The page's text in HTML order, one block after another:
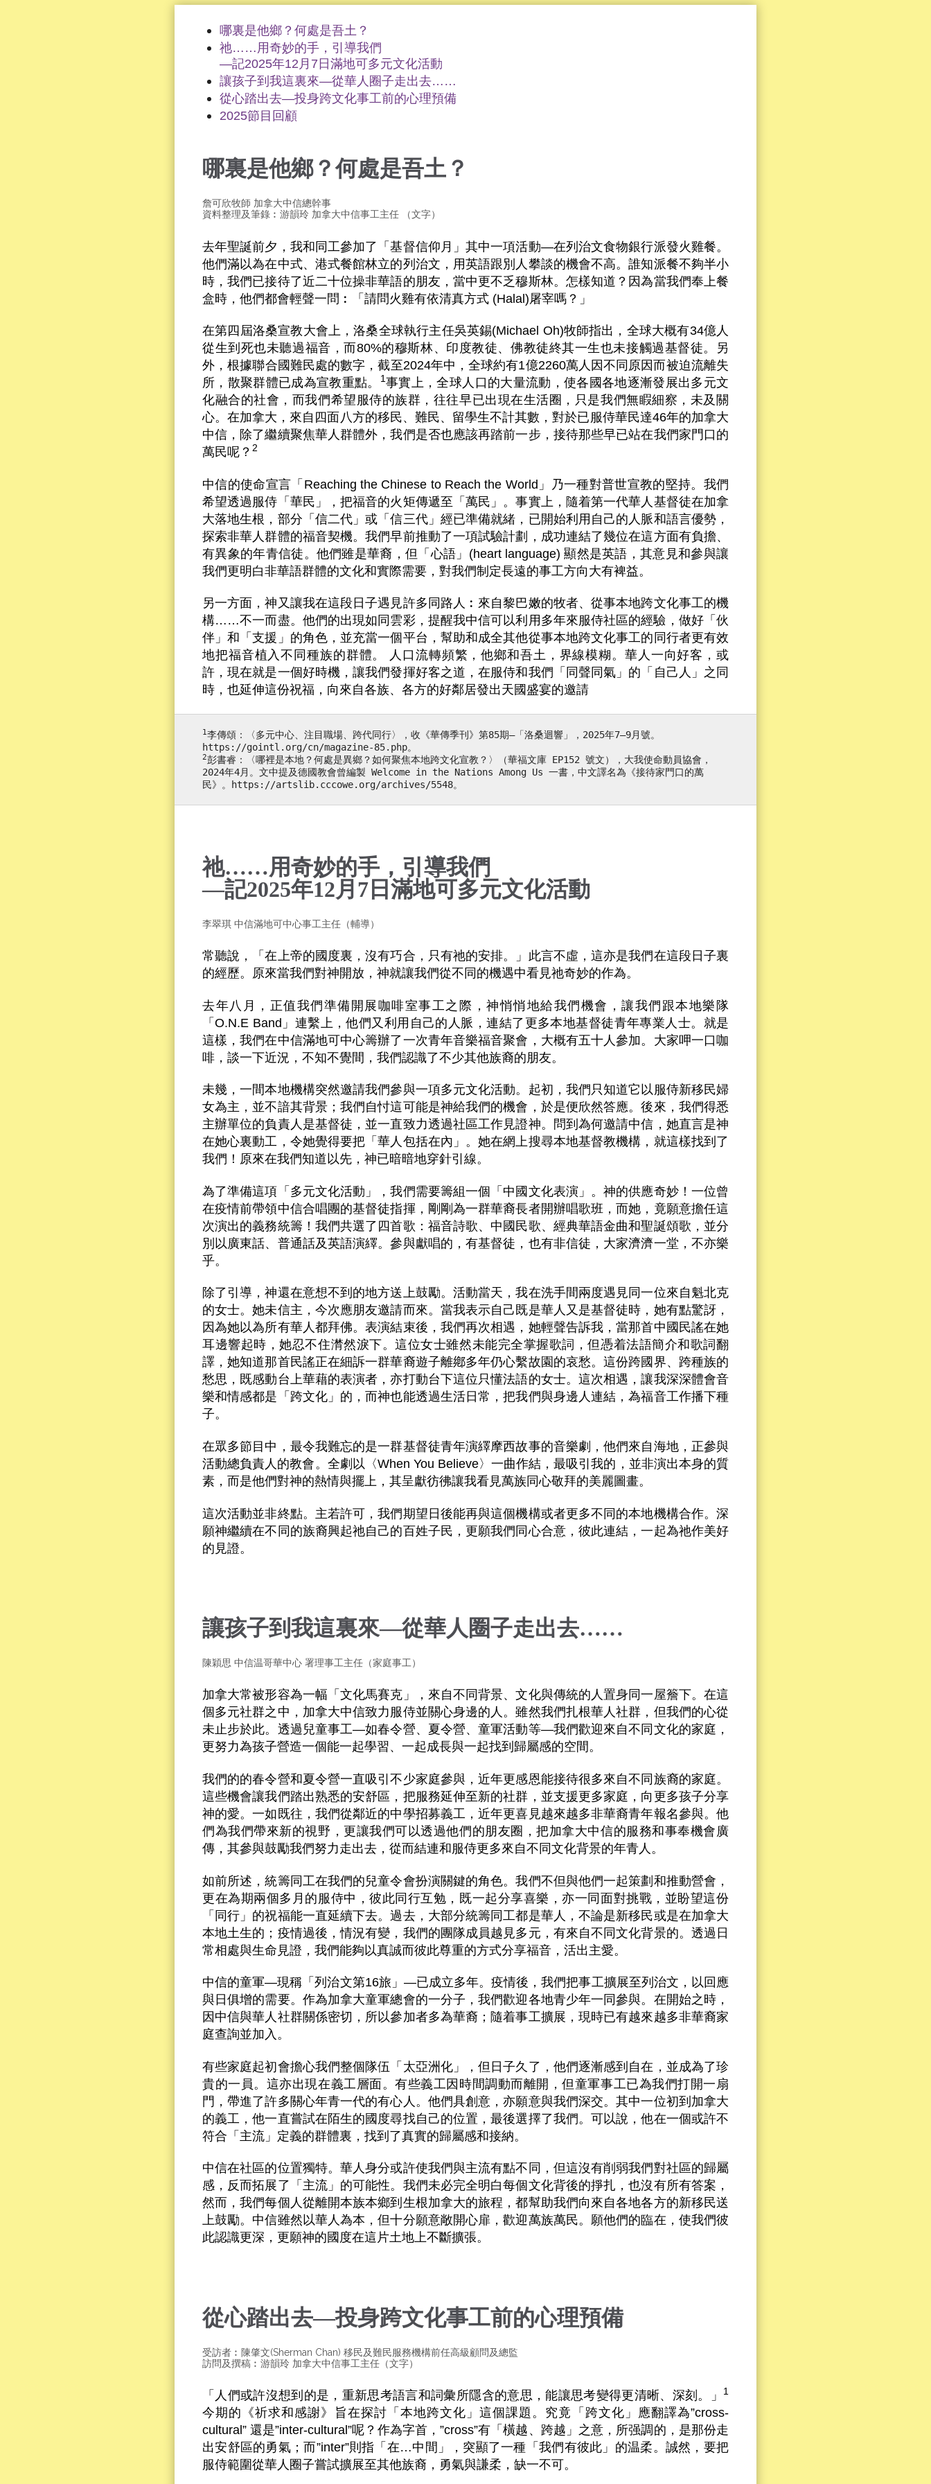
哪裏是他鄉？何處是吾土？
祂……用奇妙的手，引導我們
—記2025年12月7日滿地可多元文化活動
讓孩子到我這裏來—從華人圈子走出去……
從心踏出去—投身跨文化事工前的心理預備
2025節目回顧
哪裏是他鄉？何處是吾土？
詹可欣牧師 加拿大中信總幹事
資料整理及筆錄︰游韻玲 加拿大中信事工主任 （文字）
去年聖誕前夕，我和同工參加了「基督信仰月」其中一項活動—在列治文食物銀行派發火雞餐。
他們滿以為在中式、港式餐館林立的列治文，用英語跟別人攀談的機會不高。誰知派餐不夠半小
時，我們已接待了近二十位操非華語的朋友，當中更不乏穆斯林。怎樣知道？因為當我們奉上餐
盒時，他們都會輕聲一問︰「請問火雞有依清真方式 (Halal)屠宰嗎？」
在第四屆洛桑宣教大會上，洛桑全球執行主任吳英錫(Michael Oh)牧師指出，全球大概有34億人
從生到死也未聽過福音，而80%的穆斯林、印度教徒、佛教徒終其一生也未接觸過基督徒。另
外，根據聯合國難民處的數字，截至2024年中，全球約有1億2260萬人因不同原因而被迫流離失
所，散聚群體已成為宣教重點。
1事實上，全球人口的大量流動，使各國各地逐漸發展出多元文
化融合的社會，而我們希望服侍的族群，往往早已出現在生活圈，只是我們無睱細察，未及關
心。在加拿大，來自四面八方的移民、難民、留學生不計其數，對於已服侍華民達46年的加拿大
中信，除了繼續聚焦華人群體外，我們是否也應該再踏前一步，接待那些早已站在我們家門口的
萬民呢？ 2
中信的使命宣言「Reaching the Chinese to Reach the World」乃一種對普世宣教的堅持。我們
希望透過服侍「華民」，把福音的火矩傳遞至「萬民」。事實上，隨着第一代華人基督徒在加拿
大落地生根，部分「信二代」或「信三代」經已準備就緒，已開始利用自己的人脈和語言優勢，
探索非華人群體的福音契機。我們早前推動了一項試驗計劃，成功連結了幾位在這方面有負擔、
有異象的年青信徒。他們雖是華裔，但「心語」(heart language) 顯然是英語，其意見和參與讓
我們更明白非華語群體的文化和實際需要，對我們制定長遠的事工方向大有裨益。
另一方面，神又讓我在這段日子遇見許多同路人︰來自黎巴嫩的牧者、從事本地跨文化事工的機
構……不一而盡。他們的出現如同雲彩，提醒我中信可以利用多年來服侍社區的經驗，做好「伙
伴」和「支援」的角色，並充當一個平台，幫助和成全其他從事本地跨文化事工的同行者更有效
地把福音植入不同種族的群體。 人口流轉頻繁，他鄉和吾土，界線模糊。華人一向好客，或
許，現在就是一個好時機，讓我們發揮好客之道，在服侍和我們「同聲同氣」的「自己人」之同
時，也延伸這份祝福，向來自各族、各方的好鄰居發出天國盛宴的邀請
1李傳頌：〈多元中心、注目職場、跨代同行〉，收《華傳季刊》第85期—「洛桑迴響」，2025年7–9月號。
https://gointl.org/cn/magazine-85.php。
2彭書睿：〈哪裡是本地？何處是異鄉？如何聚焦本地跨文化宣教？〉（華福文庫 EP152 號文），大我使命動員協會，
2024年4月。文中提及德國教會曾編製 Welcome in the Nations Among Us 一書，中文譯名為《接待家門口的萬
民》。https://artslib.cccowe.org/archives/5548。
祂……用奇妙的手，引導我們
—記2025年12月7日滿地可多元文化活動
李翠琪 中信滿地可中心事工主任（輔導）
常聽說，「在上帝的國度裏，沒有巧合，只有祂的安排。」此言不虛，這亦是我們在這段日子裏
的經歷。原來當我們對神開放，神就讓我們從不同的機遇中看見祂奇妙的作為。
去年八月，正值我們準備開展咖啡室事工之際，神悄悄地給我們機會，讓我們跟本地樂隊
「O.N.E Band」連繫上，他們又利用自己的人脈，連結了更多本地基督徒青年專業人士。就是
這樣，我們在中信滿地可中心籌辦了一次青年音樂福音聚會，大概有五十人參加。大家呷一口咖
啡，談一下近況，不知不覺間，我們認識了不少其他族裔的朋友。
未幾，一間本地機構突然邀請我們參與一項多元文化活動。起初，我們只知道它以服侍新移民婦
女為主，並不諳其背景；我們自忖這可能是神給我們的機會，於是便欣然答應。後來，我們得悉
主辦單位的負責人是基督徒，並一直致力透過社區工作見證神。問到為何邀請中信，她直言是神
在她心裏動工，令她覺得要把「華人包括在內」。她在網上搜尋本地基督教機構，就這樣找到了
我們！原來在我們知道以先，神已暗暗地穿針引線。
為了準備這項「多元文化活動」，我們需要籌組一個「中國文化表演」。神的供應奇妙！一位曾
在疫情前帶領中信合唱團的基督徒指揮，剛剛為一群華裔長者開辦唱歌班，而她，竟願意擔任這
次演出的義務統籌！我們共選了四首歌：福音詩歌、中國民歌、經典華語金曲和聖誕頌歌，並分
別以廣東話、普通話及英語演繹。參與獻唱的，有基督徒，也有非信徒，大家濟濟一堂，不亦樂
乎。
除了引導，神還在意想不到的地方送上鼓勵。活動當天，我在洗手間兩度遇見同一位來自魁北克
的女士。她未信主，今次應朋友邀請而來。當我表示自己既是華人又是基督徒時，她有點驚訝，
因為她以為所有華人都拜佛。表演結束後，我們再次相遇，她輕聲告訴我，當那首中國民謠在她
耳邊響起時，她忍不住潸然淚下。這位女士雖然未能完全掌握歌詞，但憑着法語簡介和歌詞翻
譯，她知道那首民謠正在細訴一群華裔遊子離鄕多年仍心繫故園的哀愁。這份跨國界、跨種族的
愁思，既感動台上華藉的表演者，亦打動台下這位只懂法語的女士。這次相遇，讓我深深體會音
樂和情感都是「跨文化」的，而神也能透過生活日常，把我們與身邊人連結，為福音工作播下種
子。
在眾多節目中，最令我難忘的是一群基督徒青年演繹摩西故事的音樂劇，他們來自海地，正參與
活動總負責人的教會。全劇以〈When You Believe〉一曲作結，最吸引我的，並非演出本身的質
素，而是他們對神的熱情與擺上，其呈獻彷彿讓我看見萬族同心敬拜的美麗圖畫。
這次活動並非終點。主若許可，我們期望日後能再與這個機構或者更多不同的本地機構合作。深
願神繼續在不同的族裔興起祂自己的百姓子民，更願我們同心合意，彼此連結，一起為祂作美好
的見證。
讓孩子到我這裏來—從華人圈子走出去……
陳穎思 中信温哥華中心 署理事工主任（家庭事工）
加拿大常被形容為一幅「文化馬賽克」，來自不同背景、文化與傳統的人置身同一屋簷下。在這
個多元社群之中，加拿大中信致力服侍並關心身邊的人。雖然我們扎根華人社群，但我們的心從
未止步於此。透過兒童事工—如春令營、夏令營、童軍活動等—我們歡迎來自不同文化的家庭，
更努力為孩子營造一個能一起學習、一起成長與一起找到歸屬感的空間。
我們的的春令營和夏令營一直吸引不少家庭參與，近年更感恩能接待很多來自不同族裔的家庭。
這些機會讓我們踏出熟悉的安舒區，把服務延伸至新的社群，並支援更多家庭，向更多孩子分享
神的愛。一如既往，我們從鄰近的中學招募義工，近年更喜見越來越多非華裔青年報名參與。他
們為我們帶來新的視野，更讓我們可以透過他們的朋友圈，把加拿大中信的服務和事奉機會廣
傳，其參與鼓勵我們努力走出去，從而結連和服侍更多來自不同文化背景的年青人。
如前所述，統籌同工在我們的兒童令會扮演關鍵的角色。我們不但與他們一起策劃和推動營會，
更在為期兩個多月的服侍中，彼此同行互勉，既一起分享喜樂，亦一同面對挑戰，並盼望這份
「同行」的祝福能一直延續下去。過去，大部分統籌同工都是華人，不論是新移民或是在加拿大
本地土生的；疫情過後，情況有變，我們的團隊成員越見多元，有來自不同文化背景的。透過日
常相處與生命見證，我們能夠以真誠而彼此尊重的方式分享福音，活出主愛。
中信的童軍—現稱「列治文第16旅」—已成立多年。疫情後，我們把事工擴展至列治文，以回應
與日俱增的需要。作為加拿大童軍總會的一分子，我們歡迎各地青少年一同參與。在開始之時，
因中信與華人社群關係密切，所以參加者多為華裔；隨着事工擴展，現時已有越來越多非華裔家
庭查詢並加入。
有些家庭起初會擔心我們整個隊伍「太亞洲化」，但日子久了，他們逐漸感到自在，並成為了珍
貴的一員。這亦出現在義工層面。有些義工因時間調動而離開，但童軍事工已為我們打開一扇
門，帶進了許多關心年青一代的有心人。他們具創意，亦願意與我們深交。其中一位初到加拿大
的義工，他一直嘗試在陌生的國度尋找自己的位置，最後選擇了我們。可以說，他在一個或許不
符合「主流」定義的群體裏，找到了真實的歸屬感和接納。
中信在社區的位置獨特。華人身分或許使我們與主流有點不同，但這沒有削弱我們對社區的歸屬
感，反而拓展了「主流」的可能性。我們未必完全明白每個文化背後的掙扎，也沒有所有答案，
然而，我們每個人從離開本族本鄉到生根加拿大的旅程，都幫助我們向來自各地各方的新移民送
上鼓勵。中信雖然以華人為本，但十分願意敞開心扉，歡迎萬族萬民。願他們的臨在，使我們彼
此認識更深，更願神的國度在這片土地上不斷擴張。
從心踏出去—投身跨文化事工前的心理預備
受訪者︰陳肇文(Sherman Chan) 移民及難民服務機構前任高級顧問及總監
訪問及撰稿︰游韻玲 加拿大中信事工主任（文字）
「人們或許沒想到的是，重新思考語言和詞彙所隱含的意思，能讓思考變得更清晰、深刻。」 1
今期的《祈求和感謝》旨在探討「本地跨文化」這個課題。究竟「跨文化」應翻譯為”cross-
cultural” 還是”inter-cultural”呢？作為字首，”cross”有「橫越、跨越」之意，所强調的，是那份走
出安舒區的勇氣；而”inter”則指「在…中間」，突顯了一種「我們有彼此」的温柔。誠然，要把
服侍範圍從華人圈子嘗試擴展至其他族裔，勇氣與謙柔，缺一不可。